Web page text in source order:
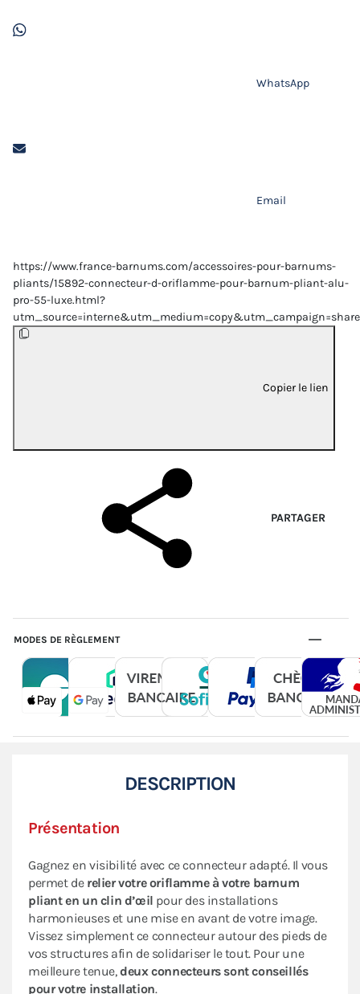
WhatsApp
Email
https://www.france-barnums.com/accessoires-pour-barnums-
pliants/15892-connecteur-d-oriflamme-pour-barnum-pliant-alu-
pro-55-luxe.html?
Copier le lien
PARTAGER
MODES DE RÈGLEMENT
DESCRIPTION
Présentation
Gagnez en visibilité avec ce connecteur adapté. Il vous
permet de relier votre oriflamme à votre barnum
pliant en un clin d’œil pour des installations
harmonieuses et une mise en avant de votre image.
Vissez simplement ce connecteur autour des pieds de
vos structures afin de solidariser le tout. Pour une
meilleure tenue,deux connecteurs sont conseillés
pour votre installation.